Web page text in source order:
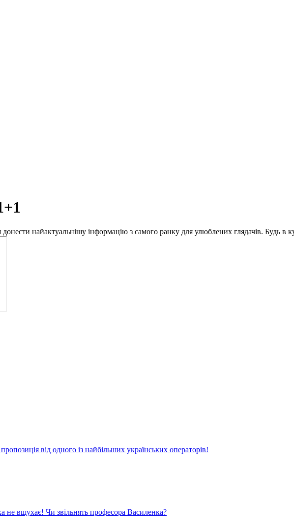
найактуальнішу інформацію з самого ранку для улюблених глядачів. Будь в
від одного із найбільших українських операторів!
вщухає! Чи звільнять професора Василенка?